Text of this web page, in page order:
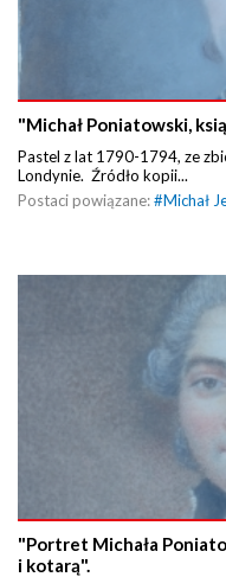
"Michał Poniatowski,
Pastel z lat 1790-1794, ze
Londynie. Źródło kopii...
Postaci powiązane:#Michał
"Portret Michała
i kotarą".